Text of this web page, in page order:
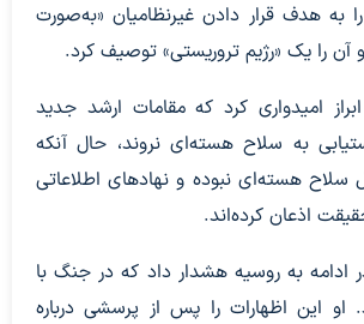
را به هدف قرار دادن غیرنظامیان «به‌صورت
آن را یک «رژیم تروریستی» توصیف کرد.
امیدواری کرد که مقامات ارشد جدید
به سلاح هسته‌ای نروند، حال آنکه
سلاح هسته‌ای نبوده و نهادهای اطلاعاتی
اذعان کرده‌اند.
ادامه به روسیه هشدار داد که در جنگ با
او این اظهارات را پس از پرسشی درباره